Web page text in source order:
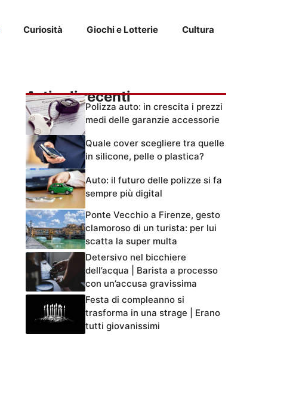
Curiosità Giochi e Lotterie Cultura
Articoli recenti
Polizza auto: in crescita i prezzi
medi delle garanzie accessorie
Quale cover scegliere tra quelle
in silicone, pelle o plastica?
Auto: il futuro delle polizze si fa
sempre più digital
Ponte Vecchio a Firenze, gesto
clamoroso di un turista: per lui
scatta la super multa
Detersivo nel bicchiere
dell’acqua | Barista a processo
con un’accusa gravissima
Festa di compleanno si
trasforma in una strage | Erano
tutti giovanissimi